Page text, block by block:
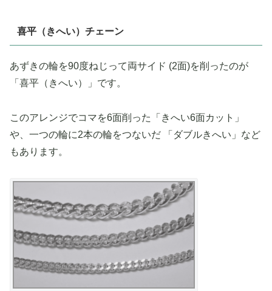
喜平（きへい）チェーン
あずきの輪を90度ねじって両サイド (2面)を削ったのが
「喜平（きへい）」です。
このアレンジでコマを6面削った「きへい6面カット」
や、一つの輪に2本の輪をつないだ 「ダブルきへい」など
もあります。